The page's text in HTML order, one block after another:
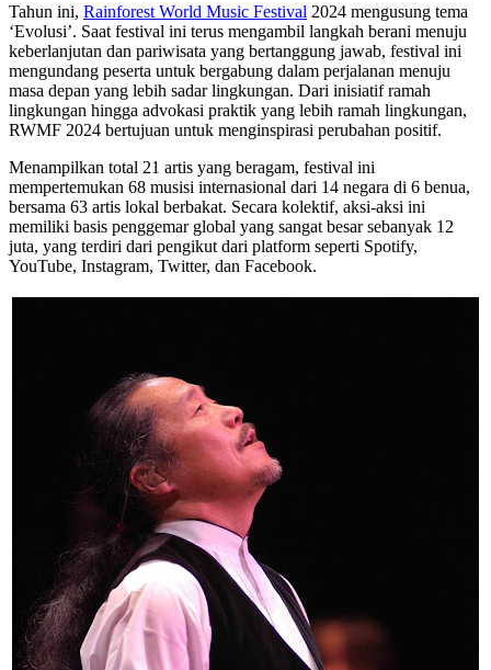
Tahun ini, Rainforest World Music Festival 2024 mengusung tema
‘Evolusi’. Saat festival ini terus mengambil langkah berani menuju
keberlanjutan dan pariwisata yang bertanggung jawab, festival ini
mengundang peserta untuk bergabung dalam perjalanan menuju
masa depan yang lebih sadar lingkungan. Dari inisiatif ramah
lingkungan hingga advokasi praktik yang lebih ramah lingkungan,
RWMF 2024 bertujuan untuk menginspirasi perubahan positif.
Menampilkan total 21 artis yang beragam, festival ini
mempertemukan 68 musisi internasional dari 14 negara di 6 benua,
bersama 63 artis lokal berbakat. Secara kolektif, aksi-aksi ini
memiliki basis penggemar global yang sangat besar sebanyak 12
juta, yang terdiri dari pengikut dari platform seperti Spotify,
YouTube, Instagram, Twitter, dan Facebook.